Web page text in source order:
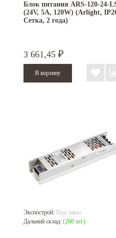
Блок питания ARS-120-24-
(24V, 5A, 120W) (Arlight,
Сетка, 2 года)
3 661,45 ₽
Экспострой: Под заказ
Дальний склад: (200 шт.)